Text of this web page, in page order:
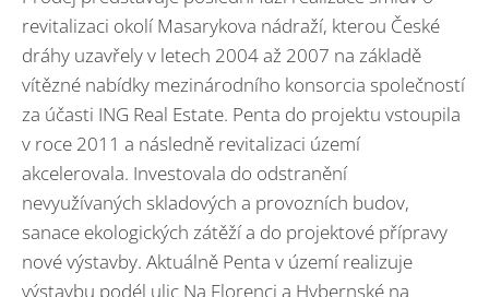
revitalizaci okolí Masarykova nádraží, kterou České
dráhy uzavřely v letech 2004 až 2007 na základě
vítězné nabídky mezinárodního konsorcia společností
za účasti ING Real Estate. Penta do projektu vstoupila
v roce 2011 a následně revitalizaci území
akcelerovala. Investovala do odstranění
nevyužívaných skladových a provozních budov,
sanace ekologických zátěží a do projektové přípravy
nové výstavby. Aktuálně Penta v území realizuje
výstavbu podél ulic Na Florenci a Hybernské na